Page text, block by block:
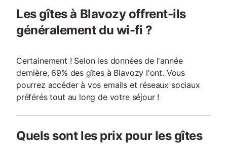
Les gîtes à Blavozy offrent-ils
généralement du wi-fi ?
Certainement ! Selon les données de l'année
dernière, 69% des gîtes à Blavozy l'ont. Vous
pourrez accéder à vos emails et réseaux sociaux
préférés tout au long de votre séjour !
Quels sont les prix pour les gîtes